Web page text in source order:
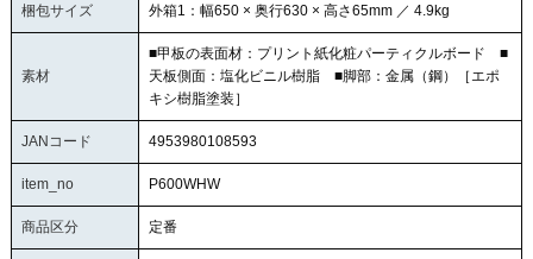
梱包サイズ 外箱1：幅650 × 奥行630 × 高さ65mm ／ 4.9kg
素材
■甲板の表面材：プリント紙化粧パーティクルボード ■
天板側面：塩化ビニル樹脂 ■脚部：金属（鋼）［エポ
キシ樹脂塗装］
JANコード 4953980108593
item_no P600WHW
商品区分 定番